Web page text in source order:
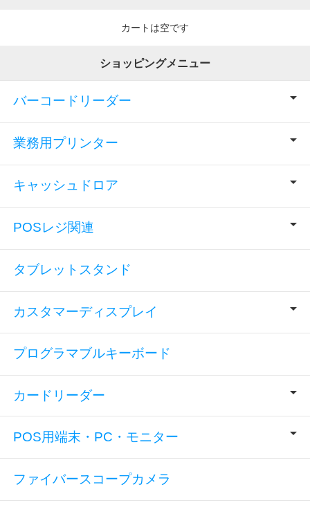
カートは空です
ショッピングメニュー
バーコードリーダー
業務用プリンター
キャッシュドロア
POSレジ関連
タブレットスタンド
カスタマーディスプレイ
プログラマブルキーボード
カードリーダー
POS用端末・PC・モニター
ファイバースコープカメラ